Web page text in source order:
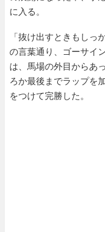
に入る。
「抜け出すときもしっ
の言葉通り、ゴーサイ
は、馬場の外目からあ
ろか最後までラップを
をつけて完勝した。